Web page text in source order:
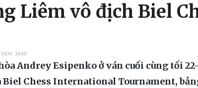
Liêm vô địch Biel
XEM: 3439
Andrey Esipenko ở ván cuối cùng tối
Biel Chess International Tournament,